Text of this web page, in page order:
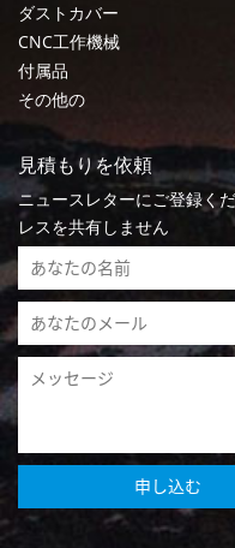
ダストカバー
CNC工作機械
付属品
その他の
見積もりを依頼
ニュースレターにご登録く
レスを共有しません